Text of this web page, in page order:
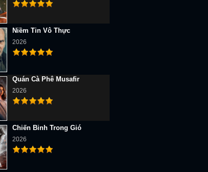
Niềm Tin Vô Thực
2026
Quán Cà Phê Musafir
2026
Chiến Binh Trong Gió
2026